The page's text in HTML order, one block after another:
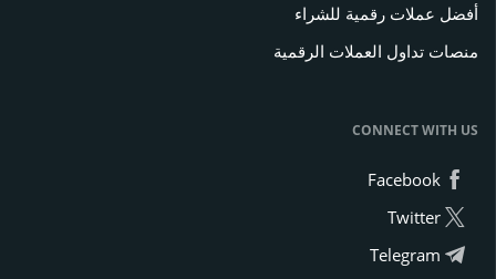
أفضل عملات رقمية للشراء
منصات تداول العملات الرقمية
CONNECT WITH US
Facebook
Twitter
Telegram